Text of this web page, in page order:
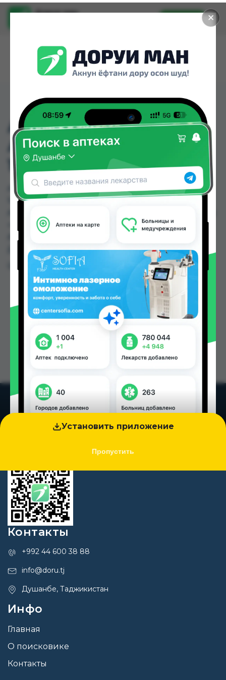
✕
Установить приложение
Пропустить
Доруи ман
Установить
АМБРОКСОЛ-
АМБРОВЕНС СИРОП
15МГ/5МЛ 100МЛ
АМБРОКСОЛ-АМБРОВЕНС СИРОП 15МГ/5МЛ
100МЛ можно купить или заказать в аптеках,
+ 24/7, Аптека Алфавит, Аптека оптовый 24,
Душанбе и других городах Таджикистана
Цена: от7.10 TJS
Контакты
+992 44 600 38 88
info@doru.tj
Душанбе, Таджикистан
Инфо
Главная
О поисковике
Контакты